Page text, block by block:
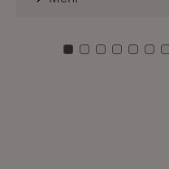
Zu Kachel: 0
Zu Kachel: 1
ZuZuZu